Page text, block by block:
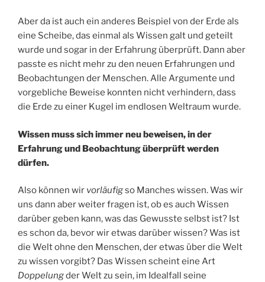
Aber da ist auch ein anderes Beispiel von der Erde als
eine Scheibe, das einmal als Wissen galt und geteilt
wurde und sogar in der Erfahrung überprüft. Dann aber
passte es nicht mehr zu den neuen Erfahrungen und
Beobachtungen der Menschen. Alle Argumente und
vorgebliche Beweise konnten nicht verhindern, dass
die Erde zu einer Kugel im endlosen Weltraum wurde.
Wissen muss sich immer neu beweisen, in der
Erfahrung und Beobachtung überprüft werden
dürfen.
Also können wir vorläufigso Manches wissen. Was wir
uns dann aber weiter fragen ist, ob es auch Wissen
darüber geben kann, was das Gewusste selbst ist? Ist
es schon da, bevor wir etwas darüber wissen? Was ist
die Welt ohne den Menschen, der etwas über die Welt
zu wissen vorgibt? Das Wissen scheint eine Art
Doppelungder Welt zu sein, im Idealfall seine